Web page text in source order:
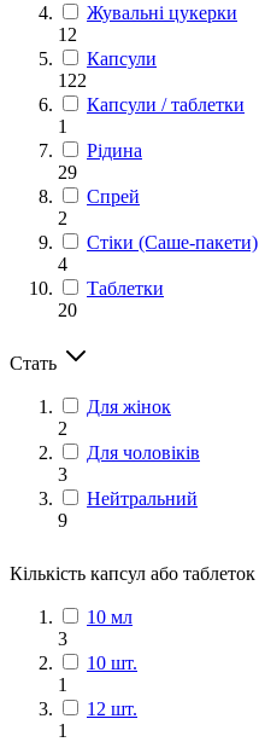
Жувальні цукерки
12
Капсули
122
Капсули / таблетки
1
Рідина
29
Спрей
2
Стіки (Саше-пакети)
4
Таблетки
20
Стать
Для жінок
2
Для чоловіків
3
Нейтральний
9
Кількість капсул або таблеток
10 мл
3
10 шт.
1
12 шт.
1